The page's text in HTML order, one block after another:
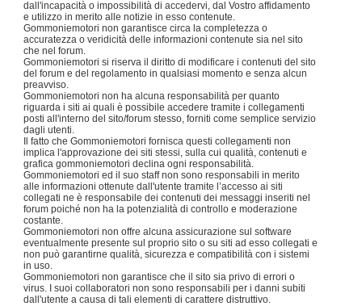
dall'incapacità o impossibilità di accedervi, dal Vostro affidamento
e utilizzo in merito alle notizie in esso contenute.
Gommoniemotori non garantisce circa la completezza o
accuratezza o veridicità delle informazioni contenute sia nel sito
che nel forum.
Gommoniemotori si riserva il diritto di modificare i contenuti del sito
del forum e del regolamento in qualsiasi momento e senza alcun
preavviso.
Gommoniemotori non ha alcuna responsabilità per quanto
riguarda i siti ai quali è possibile accedere tramite i collegamenti
posti all'interno del sito/forum stesso, forniti come semplice servizio
dagli utenti.
Il fatto che Gommoniemotori fornisca questi collegamenti non
implica l'approvazione dei siti stessi, sulla cui qualità, contenuti e
grafica gommoniemotori declina ogni responsabilità.
Gommoniemotori ed il suo staff non sono responsabili in merito
alle informazioni ottenute dall'utente tramite l’accesso ai siti
collegati ne è responsabile dei contenuti dei messaggi inseriti nel
forum poiché non ha la potenzialità di controllo e moderazione
costante.
Gommoniemotori non offre alcuna assicurazione sul software
eventualmente presente sul proprio sito o su siti ad esso collegati e
non può garantirne qualità, sicurezza e compatibilità con i sistemi
in uso.
Gommoniemotori non garantisce che il sito sia privo di errori o
virus. I suoi collaboratori non sono responsabili per i danni subiti
dall'utente a causa di tali elementi di carattere distruttivo.